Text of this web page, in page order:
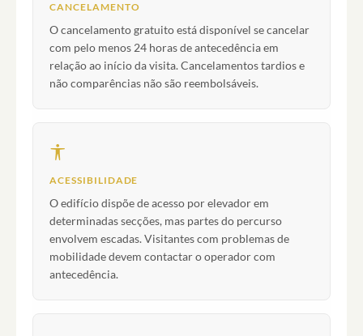
CANCELAMENTO
O cancelamento gratuito está disponível se cancelar
com pelo menos 24 horas de antecedência em
relação ao início da visita. Cancelamentos tardios e
não comparências não são reembolsáveis.
ACESSIBILIDADE
O edifício dispõe de acesso por elevador em
determinadas secções, mas partes do percurso
envolvem escadas. Visitantes com problemas de
mobilidade devem contactar o operador com
antecedência.